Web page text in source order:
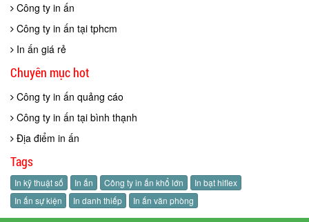
Công ty in ấn
Công ty in ấn tại tphcm
In ấn giá rẻ
Chuyên mục hot
Công ty in ấn quảng cáo
Công ty in ấn tại bình thạnh
Địa điểm in ấn
Tags
In kỹ thuật số In ấn Công ty in ấn khổ lớn
In bạt hiflex
In ấn sự kiện
In danh thiếp In ấn văn phòng